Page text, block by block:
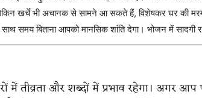
खर्चे भी अचानक से सामने आ सकते हैं, विशेषकर घर की
समय बिताना आपको मानसिक शांति देगा। भोजन में सादगी
तीव्रता और शब्दों में प्रभाव रहेगा। अगर आप